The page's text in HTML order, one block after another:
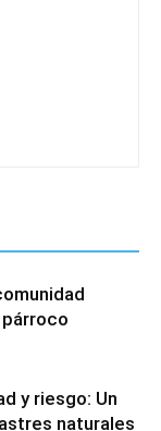
y riesgo: Un
naturales